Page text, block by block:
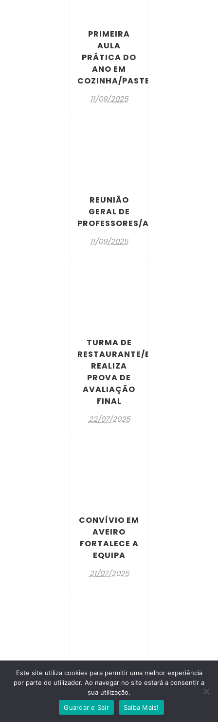
PRIMEIRA
AULA
PRÁTICA DO
ANO EM
COZINHA/PASTELARIA
11/09/2025
REUNIÃO
GERAL DE
PROFESSORES/AS
11/09/2025
TURMA DE
RESTAURANTE/BAR
REALIZA
PROVA DE
AVALIAÇÃO
FINAL
22/07/2025
CONVÍVIO EM
AVEIRO
FORTALECE A
EQUIPA
21/07/2025
BEATRIZ EM
DESTAQUE NO
JORNAL
DEFESA DE
Este site utiliza cookies para permitir uma melhor experiência
por parte do utilizador. Ao navegar no site estará a consentir a
sua utilização.
Guardar e Sair
Saiba Mais!